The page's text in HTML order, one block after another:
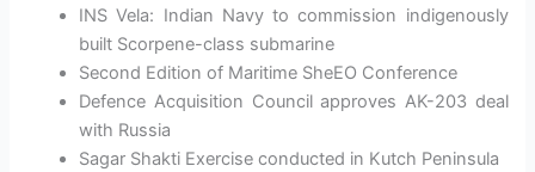
INS Vela: Indian Navy to commission indigenously
built Scorpene-class submarine
Second Edition of Maritime SheEO Conference
Defence Acquisition Council approves AK-203 deal
with Russia
Sagar Shakti Exercise conducted in Kutch Peninsula